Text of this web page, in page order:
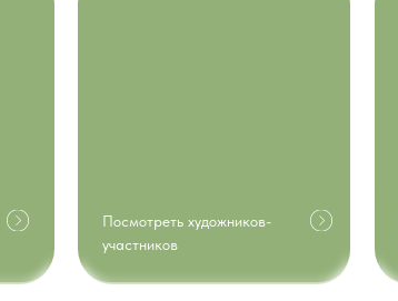
Посмотреть художников-
участников